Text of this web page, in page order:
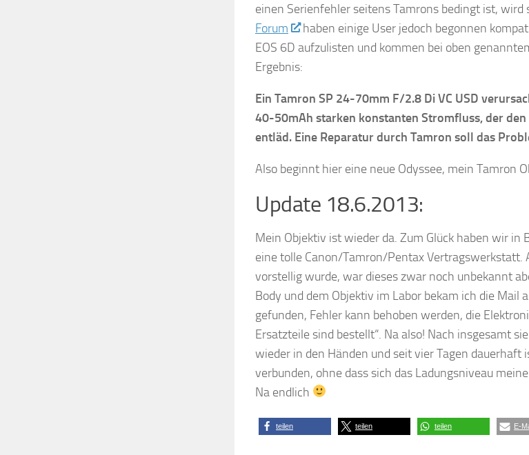
einen Serienfehler seitens Tamrons bedingt ist, wird
Forum
haben einige User jedoch begonnen
EOS 6D aufzulisten und kommen bei oben
Ergebnis:
Ein Tamron SP 24-70mm F/2.8 Di VC USD
40-50mAh starken konstanten Stromfluss, der
entläd. Eine Reparatur durch Tamron soll das
Also beginnt hier eine neue Odyssee, mein Tamron
Update 18.6.2013:
Mein Objektiv ist wieder da. Zum Glück haben wir in
eine tolle Canon/Tamron/Pentax Vertragswerkstatt.
vorstellig wurde, war dieses zwar noch unbekannt
Body und dem Objektiv im Labor bekam ich die Mail
gefunden, Fehler kann behoben werden, die
Ersatzteile sind bestellt“. Na also! Nach insgesamt
wieder in den Händen und seit vier Tagen
verbunden, ohne dass sich das Ladungsniveau
Na endlich
teilen teilen teilen E-